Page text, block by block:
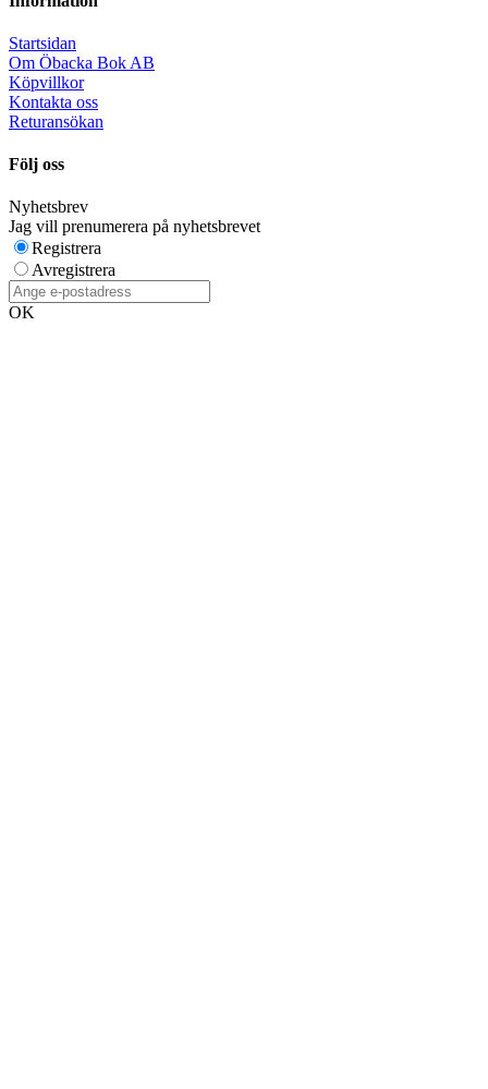
Startsidan
Om Öbacka Bok AB
Köpvillkor
Kontakta oss
Returansökan
Följ oss
Nyhetsbrev
Jag vill prenumerera på nyhetsbrevet
Registrera
Avregistrera
OK